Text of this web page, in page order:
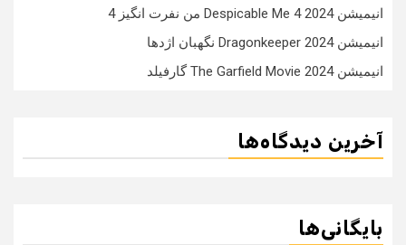
انیمیشن Despicable Me 4 2024 من نفرت انگیز 4
انیمیشن Dragonkeeper 2024 نگهبان اژدها
انیمیشن The Garfield Movie 2024 گارفیلد
آخرین دیدگاه‌ها
بایگانی‌ها